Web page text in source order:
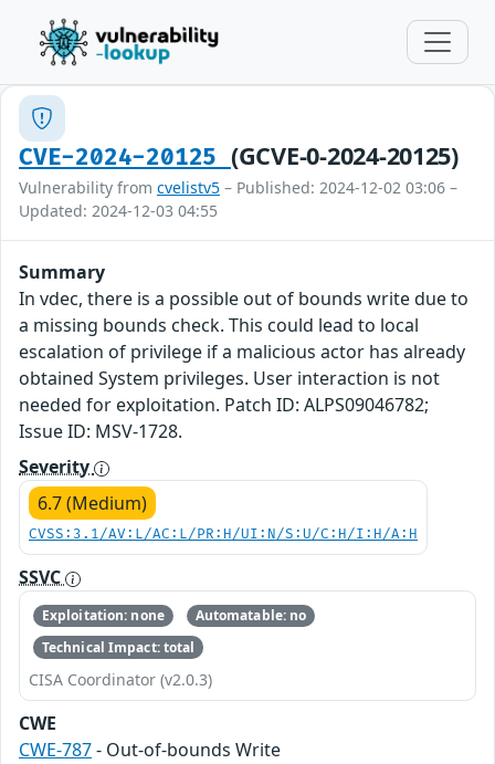
CVE-2024-20125 (GCVE-0-2024-20125)
Vulnerability from cvelistv5 – Published: 2024-12-02 03:06 –
Updated: 2024-12-03 04:55
Summary
In vdec, there is a possible out of bounds write due to
a missing bounds check. This could lead to local
escalation of privilege if a malicious actor has already
obtained System privileges. User interaction is not
needed for exploitation. Patch ID: ALPS09046782;
Issue ID: MSV-1728.
Severity
6.7 (Medium)
CVSS:3.1/AV:L/AC:L/PR:H/UI:N/S:U/C:H/I:H/A:H
SSVC
Exploitation: none
Automatable: no
Technical Impact: total
CISA Coordinator (v2.0.3)
CWE
CWE-787- Out-of-bounds Write